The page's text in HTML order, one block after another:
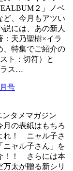
２」ノベ
ど、今月もアツい
には、あの新人
：天乃聖樹×イラ
、特集でご紹介の
ト：切符）と
ラス…
ンタメマガジン
の表紙はもちろ
れ！ ニャル子さ
ャル子さん」を
！！ さらには本
太が贈る新シリ